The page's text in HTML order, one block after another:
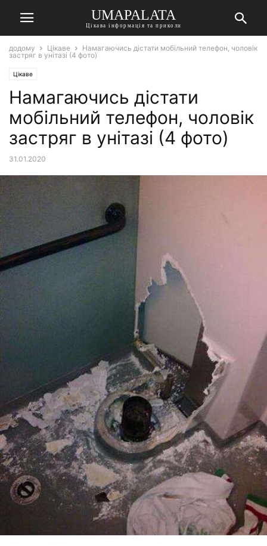
UMAPALATA
Цікава інформація та приколи
додому Цікаве
Намагаючись дістати мобільний телефон, чоловік
застряг в унітазі (4 фото)
Цікаве
Намагаючись дістати
мобільний телефон, чоловік
застряг в унітазі (4 фото)
31.01.2020